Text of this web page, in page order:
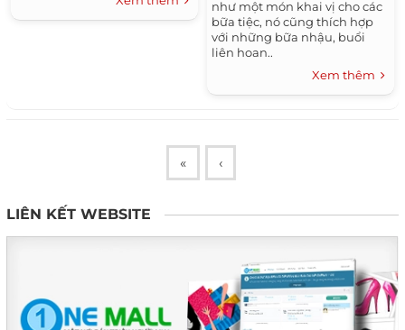
như một món khai vị cho các
bữa tiệc, nó cũng thích hợp
với những bữa nhậu, buổi
liên hoan..
Xem thêm
« ‹
LIÊN KẾT WEBSITE